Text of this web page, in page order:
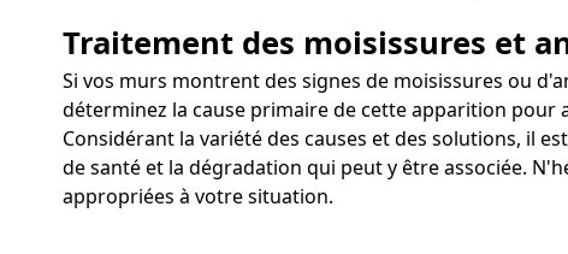
Traitement des moisissures et
Si vos murs montrent des signes de moisissures ou
déterminez la cause primaire de cette apparition pour
Considérant la variété des causes et des solutions, il
de santé et la dégradation qui peut y être associée.
appropriées à votre situation.